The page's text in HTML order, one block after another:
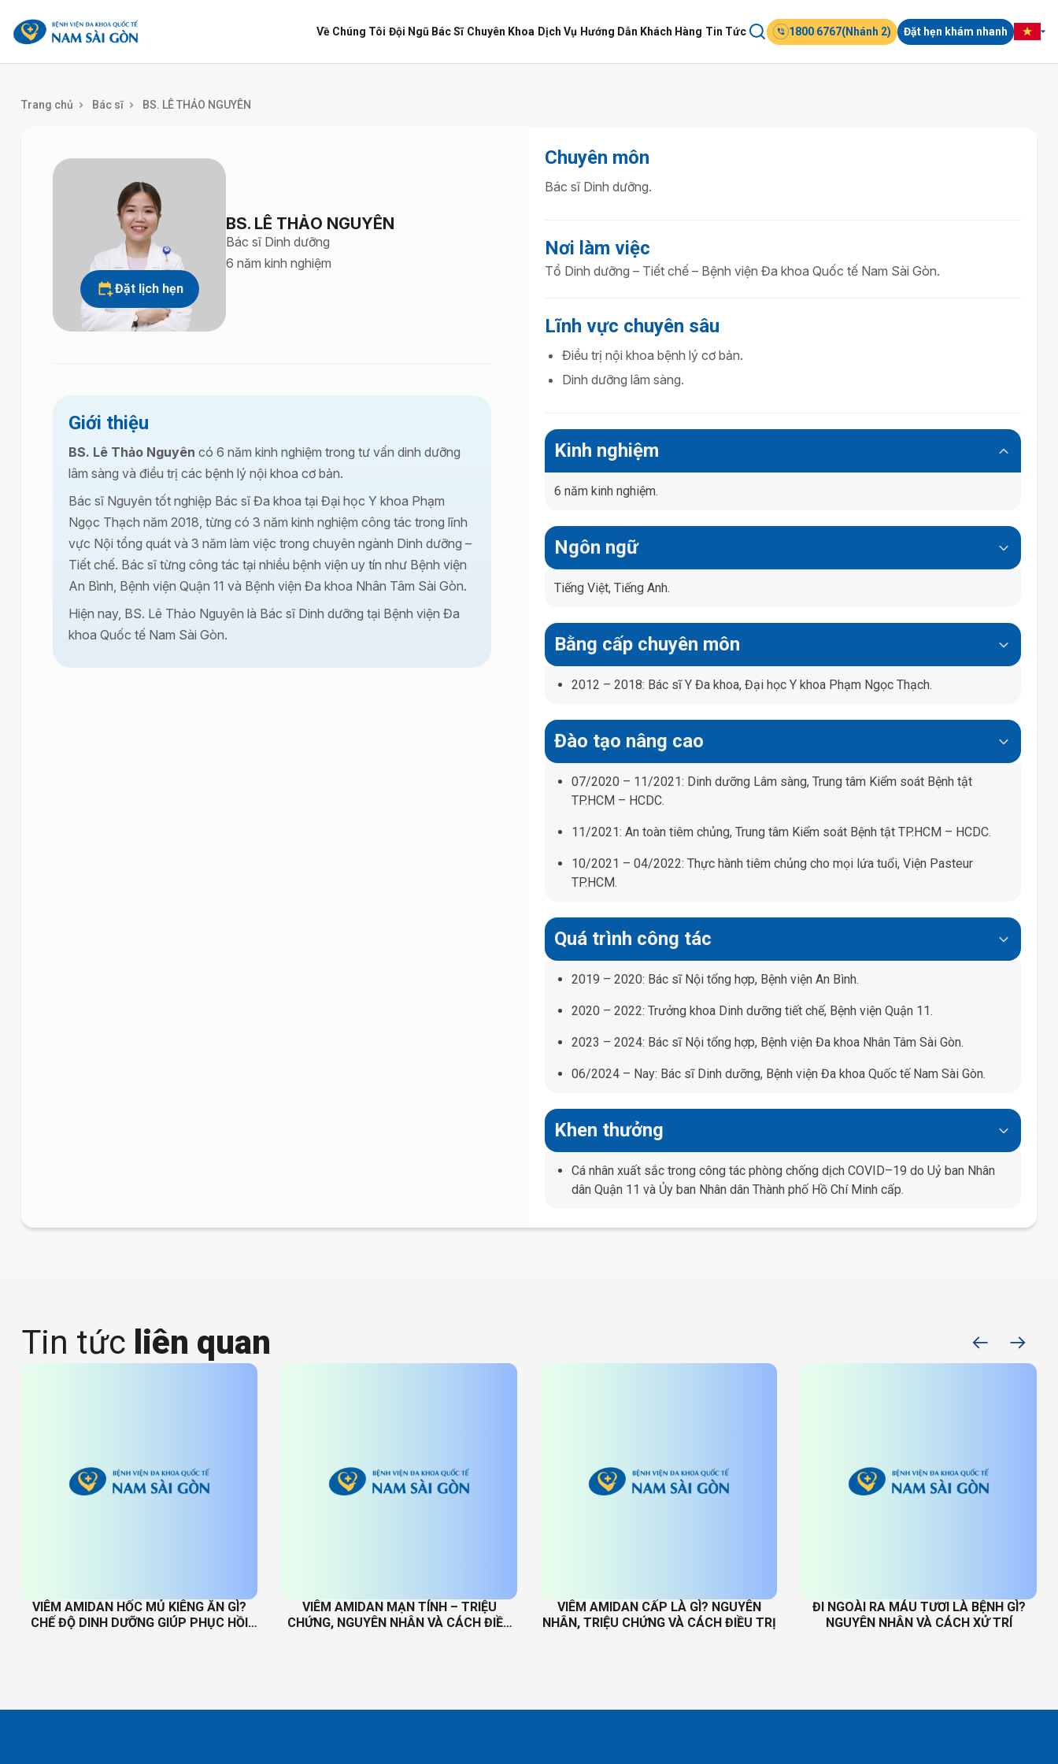
Về Chúng Tôi Đội Ngũ Bác Sĩ Chuyên Khoa Dịch Vụ Hướng Dẫn Khách Hàng Tin Tức 1800 6767(Nhánh 2) Đặt hẹn khám nhanh
Trang chủ Bác sĩ BS. LÊ THẢO NGUYÊN
Đặt lịch hẹn
BS. LÊ THẢO NGUYÊN
Bác sĩ Dinh dưỡng
6 năm kinh nghiệm
Giới thiệu
BS. Lê Thảo Nguyên có 6 năm kinh nghiệm trong tư vấn dinh dưỡng
lâm sàng và điều trị các bệnh lý nội khoa cơ bản.
Bác sĩ Nguyên tốt nghiệp Bác sĩ Đa khoa tại Đại học Y khoa Phạm
Ngọc Thạch năm 2018, từng có 3 năm kinh nghiệm công tác trong lĩnh
vực Nội tổng quát và 3 năm làm việc trong chuyên ngành Dinh dưỡng –
Tiết chế. Bác sĩ từng công tác tại nhiều bệnh viện uy tín như Bệnh viện
An Bình, Bệnh viện Quận 11 và Bệnh viện Đa khoa Nhân Tâm Sài Gòn.
Hiện nay, BS. Lê Thảo Nguyên là Bác sĩ Dinh dưỡng tại Bệnh viện Đa
khoa Quốc tế Nam Sài Gòn.
Chuyên môn
Bác sĩ Dinh dưỡng.
Nơi làm việc
Tổ Dinh dưỡng – Tiết chế – Bệnh viện Đa khoa Quốc tế Nam Sài Gòn.
Lĩnh vực chuyên sâu
Điều trị nội khoa bệnh lý cơ bản.
Dinh dưỡng lâm sàng.
Kinh nghiệm
6 năm kinh nghiệm.
Ngôn ngữ
Tiếng Việt, Tiếng Anh.
Bằng cấp chuyên môn
2012 – 2018: Bác sĩ Y Đa khoa, Đại học Y khoa Phạm Ngọc Thạch.
Đào tạo nâng cao
07/2020 – 11/2021: Dinh dưỡng Lâm sàng, Trung tâm Kiểm soát Bệnh tật
TP.HCM – HCDC.
11/2021: An toàn tiêm chủng, Trung tâm Kiểm soát Bệnh tật TP.HCM – HCDC.
10/2021 – 04/2022: Thực hành tiêm chủng cho mọi lứa tuổi, Viện Pasteur
TP.HCM.
Quá trình công tác
2019 – 2020: Bác sĩ Nội tổng hợp, Bệnh viện An Bình.
2020 – 2022: Trưởng khoa Dinh dưỡng tiết chế, Bệnh viện Quận 11.
2023 – 2024: Bác sĩ Nội tổng hợp, Bệnh viện Đa khoa Nhân Tâm Sài Gòn.
06/2024 – Nay: Bác sĩ Dinh dưỡng, Bệnh viện Đa khoa Quốc tế Nam Sài Gòn.
Khen thưởng
Cá nhân xuất sắc trong công tác phòng chống dịch COVID–19 do Uỷ ban Nhân
dân Quận 11 và Ủy ban Nhân dân Thành phố Hồ Chí Minh cấp.
Tin tức liên quan
VIÊM AMIDAN HỐC MỦ KIÊNG ĂN GÌ?
CHẾ ĐỘ DINH DƯỠNG GIÚP PHỤC HỒI
VIÊM AMIDAN MẠN TÍNH – TRIỆU
CHỨNG, NGUYÊN NHÂN VÀ CÁCH ĐIỀU
VIÊM AMIDAN CẤP LÀ GÌ? NGUYÊN
NHÂN, TRIỆU CHỨNG VÀ CÁCH ĐIỀU TRỊ
ĐI NGOÀI RA MÁU TƯƠI LÀ BỆNH GÌ?
NGUYÊN NHÂN VÀ CÁCH XỬ TRÍ